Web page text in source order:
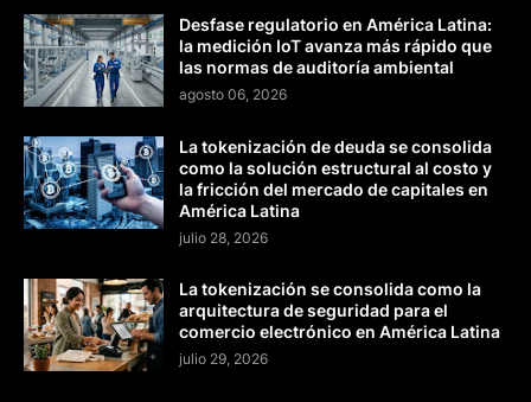
Desfase regulatorio en América Latina:
la medición IoT avanza más rápido que
las normas de auditoría ambiental
agosto 06, 2026
La tokenización de deuda se consolida
como la solución estructural al costo y
la fricción del mercado de capitales en
América Latina
julio 28, 2026
La tokenización se consolida como la
arquitectura de seguridad para el
comercio electrónico en América Latina
julio 29, 2026